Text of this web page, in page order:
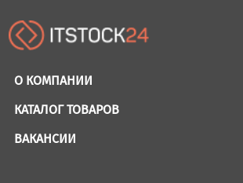
О КОМПАНИИ
КАТАЛОГ ТОВАРОВ
ВАКАНСИИ